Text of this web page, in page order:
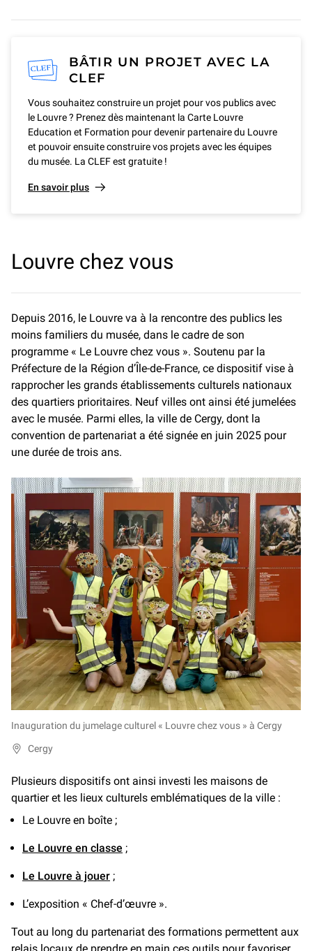
BÂTIR UN PROJET AVEC LA
CLEF
Vous souhaitez construire un projet pour vos publics avec
le Louvre ? Prenez dès maintenant la Carte Louvre
Education et Formation pour devenir partenaire du Louvre
et pouvoir ensuite construire vos projets avec les équipes
du musée. La CLEF est gratuite !
En savoir plus
Louvre chez vous
Depuis 2016, le Louvre va à la rencontre des publics les
moins familiers du musée, dans le cadre de son
programme « Le Louvre chez vous ». Soutenu par la
Préfecture de la Région d’Île-de-France, ce dispositif vise à
rapprocher les grands établissements culturels nationaux
des quartiers prioritaires. Neuf villes ont ainsi été jumelées
avec le musée. Parmi elles, la ville de Cergy, dont la
convention de partenariat a été signée en juin 2025 pour
une durée de trois ans.
Inauguration du jumelage culturel « Louvre chez vous » à Cergy
Inauguration du jumelage culturel « Louvre chez vous » à Cergy
Cergy
Plusieurs dispositifs ont ainsi investi les maisons de
quartier et les lieux culturels emblématiques de la ville :
Le Louvre en boîte ;
Le Louvre en classe ;
Le Louvre à jouer ;
L’exposition « Chef-d’œuvre ».
Tout au long du partenariat des formations permettent aux